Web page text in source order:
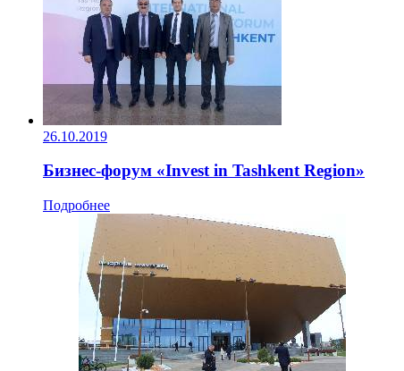
26.10.2019
Бизнес-форум «Invest in Tashkent Region»
Подробнее